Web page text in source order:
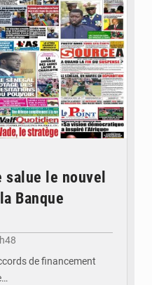
le nouvel
Banque
de financement